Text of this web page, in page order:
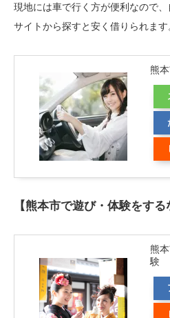
現地には車で行く方が便利なので
サイトから探すと安く借りられます
熊
【熊本市で遊び・体験をする
熊
験